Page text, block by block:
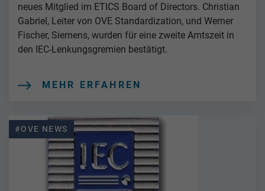
neues Mitglied im ETICS Board of Directors. Christian
Gabriel, Leiter von OVE Standardization, und Werner
Fischer, Siemens, wurden für eine zweite Amtszeit in
den IEC-Lenkungsgremien bestätigt.
MEHR ERFAHREN
#OVE NEWS